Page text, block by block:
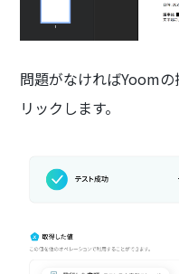
問題がなければYoom
リックします。